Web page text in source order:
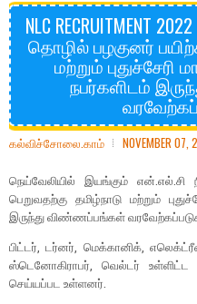
NLC RECRUITMENT
தொழில் பழகுனர்
மற்றும் புதுச்சேரி
நபர்களிடம்
கல்விச்சோலை.காம் NOVEMBER 07,
நெய்வேலியில் இயங்கும் என்.எல்.சி
பெறுவதற்கு தமிழ்நாடு மற்றும்
இருந்து விண்ணப்பங்கள்
பிட்டர், டர்னர், மெக்கானிக்,
ஸ்டெனோகிராபர், வெல்டர் உள்ளிட்ட
செய்யப்பட உள்ளனர்.